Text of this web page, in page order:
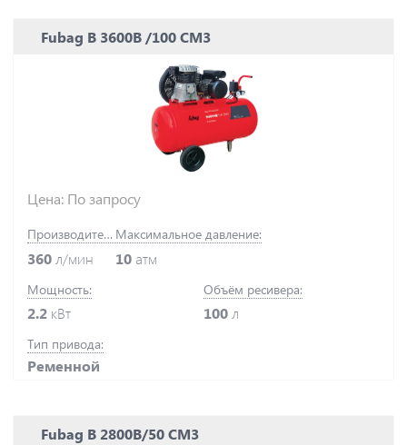
Fubag B 3600B /100 CM3
Цена: По запросу
Производительность:
360 л/мин
Максимальное давление:
10 атм
Мощность:
2.2 кВт
Объём ресивера:
100л
Тип привода:
Ременной
Fubag B 2800B/50 CM3